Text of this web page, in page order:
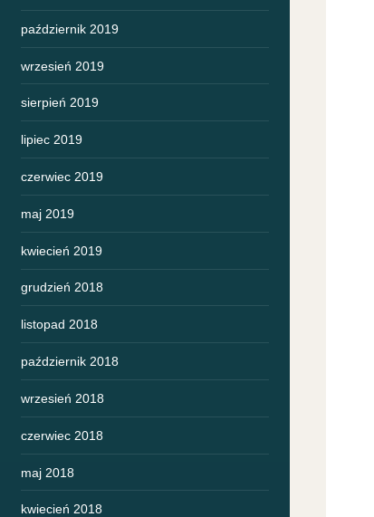
październik 2019
wrzesień 2019
sierpień 2019
lipiec 2019
czerwiec 2019
maj 2019
kwiecień 2019
grudzień 2018
listopad 2018
październik 2018
wrzesień 2018
czerwiec 2018
maj 2018
kwiecień 2018